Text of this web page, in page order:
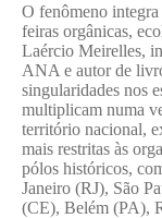
O fenômeno
feiras orgânicas,
Laércio Meirelles,
ANA e autor de
singularidades nos
multiplicam numa
território nacional,
mais restritas às
pólos históricos,
Janeiro (RJ), São
(CE), Belém (PA),